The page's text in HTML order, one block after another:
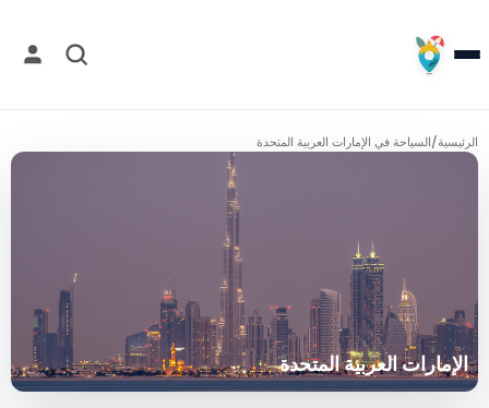
الرئيسية/السياحة في الإمارات العربية المتحدة
الإمارات العربية المتحدة